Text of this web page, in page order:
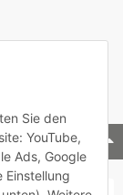
Sie den
YouTube,
Ads, Google
Einstellung